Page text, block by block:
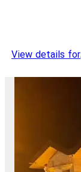
View details for